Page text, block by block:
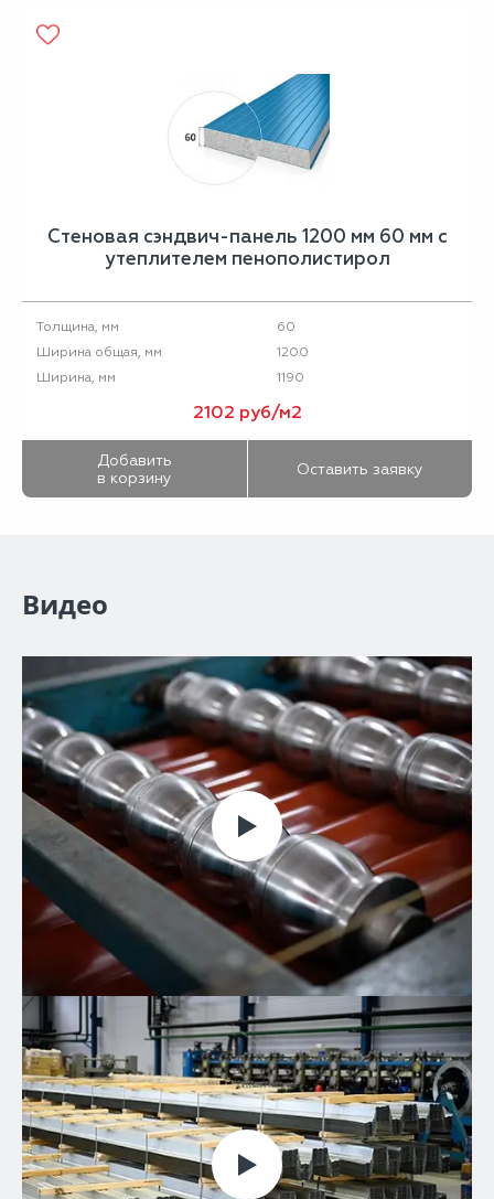
Стеновая сэндвич-панель 1200 мм 60 мм с
утеплителем пенополистирол
Толщина, мм
60
Ширина общая, мм
1200
Ширина, мм
1190
2102 руб/м2
Добавить
в корзину
Оставить заявку
Видео